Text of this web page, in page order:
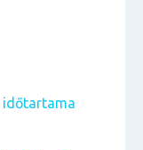
időtartama